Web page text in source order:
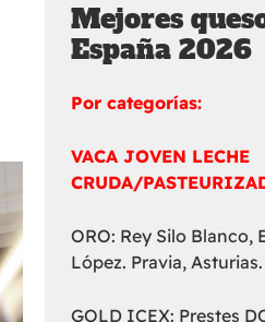
Mejores
España 2026
Por categorías:
VACA JOVEN LECHE
CRUDA/
ORO: Rey Silo Blanco,
López. Pravia, Asturias.
GOLD ICEX: Prestes